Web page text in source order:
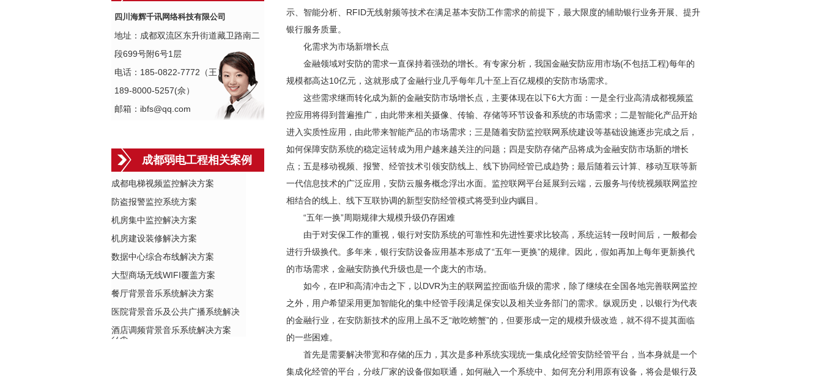
四川海辉千讯网络科技有限公司
地址：成都双流区东升街道藏卫路南二
段699号附6号1层
电话：185-0822-7772（王）
189-8000-5257(佘）
邮箱：ibfs@qq.com
成都弱电工程相关案例
成都电梯视频监控解决方案
防盗报警监控系统方案
机房集中监控解决方案
机房建设装修解决方案
数据中心综合布线解决方案
大型商场无线WIFI覆盖方案
餐厅背景音乐系统解决方案
医院背景音乐及公共广播系统解决
方案
酒店调频背景音乐系统解决方案
示、智能分析、RFID无线射频等技术在满足基本安防工作需求的前提下，最大限度的辅助银行业务开展、提升
银行服务质量。
化需求为市场新增长点
金融领域对安防的需求一直保持着强劲的增长。有专家分析，我国金融安防应用市场(不包括工程)每年的
规模都高达10亿元，这就形成了金融行业几乎每年几十至上百亿规模的安防市场需求。
这些需求继而转化成为新的金融安防市场增长点，主要体现在以下6大方面：一是全行业高清成都视频监
控应用将得到普遍推广，由此带来相关摄像、传输、存储等环节设备和系统的市场需求；二是智能化产品开始
进入实质性应用，由此带来智能产品的市场需求；三是随着安防监控联网系统建设等基础设施逐步完成之后，
如何保障安防系统的稳定运转成为用户越来越关注的问题；四是安防存储产品将成为金融安防市场新的增长
点；五是移动视频、报警、经管技术引领安防线上、线下协同经管已成趋势；最后随着云计算、移动互联等新
一代信息技术的广泛应用， 安防云服务概念浮出水面。监控联网平台延展到云端，云服务与传统视频联网监控
相结合的线上、线下互联协调的新型安防经管模式将受到业内瞩目。
“五年一换”周期规律大规模升级仍存困难
由于对安保工作的重视，银行对安防系统的可靠性和先进性要求比较高，系统运转一段时间后，一般都会
进行升级换代。多年来，银行安防设备应用基本形成了“五年一更换”的规律。因此，假如再加上每年更新换代
的市场需求，金融安防换代升级也是一个庞大的市场。
如今，在IP和高清冲击之下，以DVR为主的联网监控面临升级的需求，除了继续在全国各地完善联网监控
之外，用户希望采用更加智能化的集中经管手段满足保安以及相关业务部门的需求。纵观历史，以银行为代表
的金融行业，在安防新技术的应用上虽不乏“敢吃螃蟹”的，但要形成一定的规模升级改造，就不得不提其面临
的一些困难。
首先是需要解决带宽和存储的压力，其次是多种系统实现统一集成化经管安防经管平台，当本身就是一个
集成化经管的平台，分歧厂家的设备假如联通，如何融入一个系统中、如何充分利用原有设备，将会是银行及